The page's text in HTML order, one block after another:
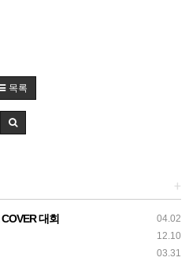
목록
+
04.02
대회
12.10
03.31